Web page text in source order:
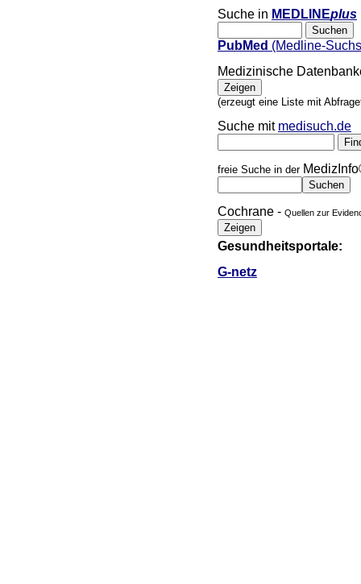
Suche in MEDLINEplus
PubMed (Medline-
Medizinische
(erzeugt eine Liste mit
Suche mit medisuch.de
freie Suche in der
Cochrane - Quellen zur
Gesundheitsportale:
G-netz